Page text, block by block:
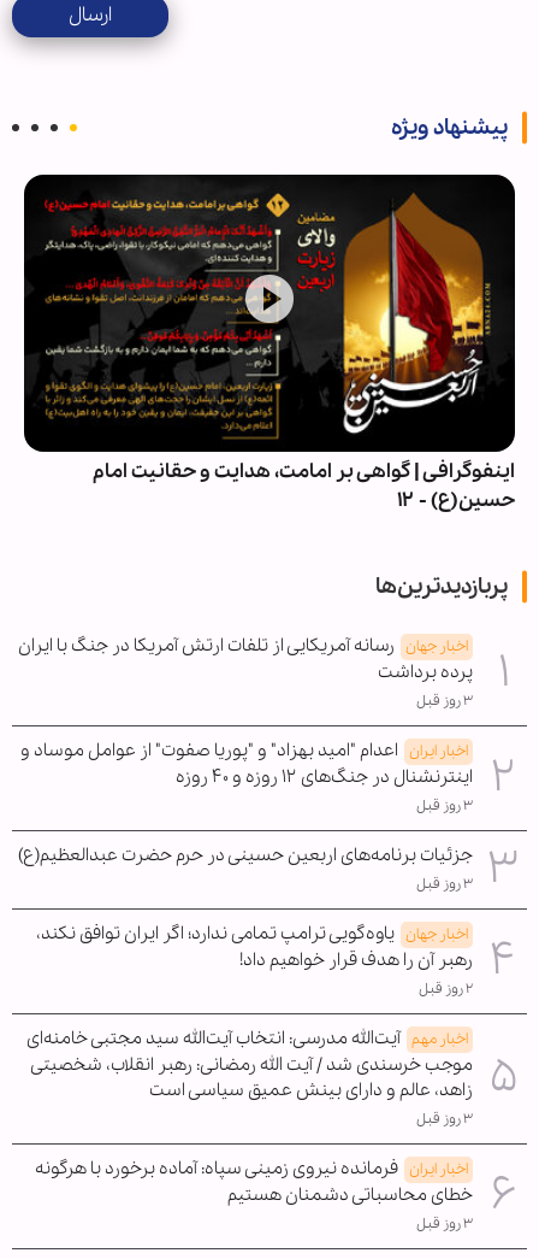
ارسال
پیشنهاد ویژه
اینفوگرافی | گواهی بر امامت، هدایت و حقانیت امام
حسین(ع) - ۱۲
پربازدیدترین‌ها
اخبار جهان رسانه آمریکایی از تلفات ارتش آمریکا در جنگ با ایران
پرده برداشت
۳ روز قبل
اخبار ایران اعدام "امید بهزاد" و "پوریا صفوت" از عوامل موساد و
اینترنشنال در جنگ‌های ۱۲ روزه و ۴۰ روزه
۳ روز قبل
جزئیات برنامه‌های اربعین حسینی در حرم حضرت عبدالعظیم(ع)
۳ روز قبل
اخبار جهان یاوه‌گویی ترامپ تمامی ندارد؛ اگر ایران توافق نکند،
رهبر آن را هدف قرار خواهیم داد!
۲ روز قبل
اخبار مهم آیت‌الله مدرسی: انتخاب آیت‌الله سید مجتبی خامنه‌ای
موجب خرسندی شد / آیت الله رمضانی: رهبر انقلاب، شخصیتی
زاهد، عالم و دارای بینش عمیق سیاسی است
۳ روز قبل
اخبار ایران فرمانده نیروی زمینی سپاه: آماده برخورد با هرگونه
خطای محاسباتی دشمنان هستیم
۳ روز قبل